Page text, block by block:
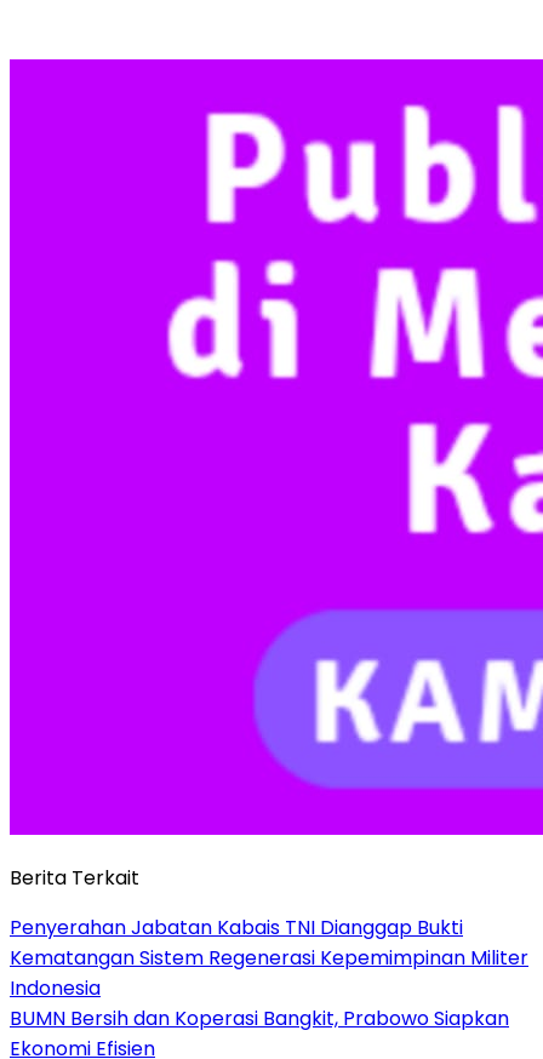
Berita Terkait
Penyerahan Jabatan Kabais TNI Dianggap Bukti
Kematangan Sistem Regenerasi Kepemimpinan Militer
Indonesia
BUMN Bersih dan Koperasi Bangkit, Prabowo Siapkan
Ekonomi Efisien